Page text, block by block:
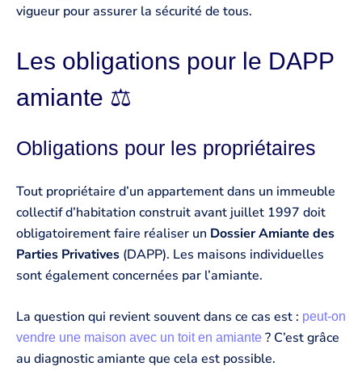
vigueur pour assurer la sécurité de tous.
Les obligations pour le DAPP
amiante ‍⚖️
Obligations pour les propriétaires
Tout propriétaire d’un appartement dans un immeuble
collectif d’habitation construit avant juillet 1997 doit
obligatoirement faire réaliser un Dossier Amiante des
Parties Privatives (DAPP). Les maisons individuelles
sont également concernées par l’amiante.
La question qui revient souvent dans ce cas est : peut-on
vendre une maison avec un toit en amiante ? C’est grâce
au diagnostic amiante que cela est possible.